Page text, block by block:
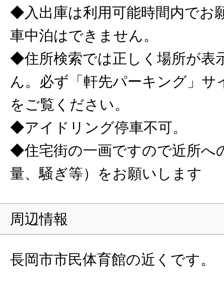
◆入出庫は利用可能時間内でお
車中泊はできません。
◆住所検索では正しく場所が表
ん。必ず「軒先パーキング」サ
をご覧ください。
◆アイドリング停車不可。
◆住宅街の一画ですので近所へ
量、騒ぎ等）をお願いします
周辺情報
長岡市市民体育館の近くです。